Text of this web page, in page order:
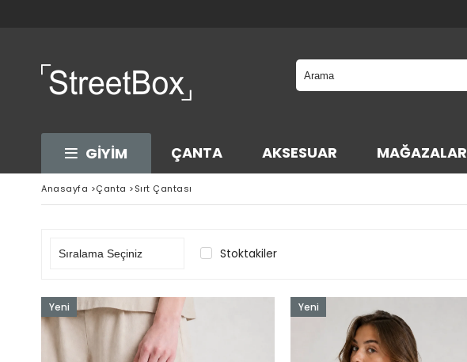
GİYİM ÇANTA AKSESUAR MAĞAZALAR
Anasayfa >Çanta >Sırt Çantası
Stoktakiler
Yeni
Ürün
Yeni